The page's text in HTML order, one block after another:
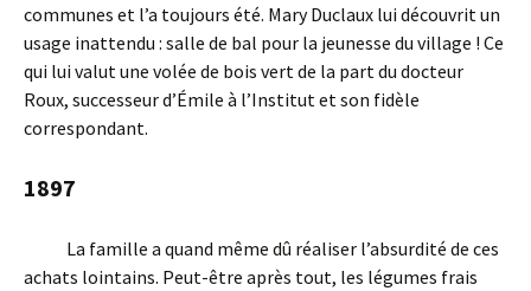
communes et l’a toujours été. Mary Duclaux lui découvrit un
usage inattendu : salle de bal pour la jeunesse du village ! Ce
qui lui valut une volée de bois vert de la part du docteur
Roux, successeur d’Émile à l’Institut et son fidèle
correspondant.
1897
La famille a quand même dû réaliser l’absurdité de ces
achats lointains. Peut-être après tout, les légumes frais